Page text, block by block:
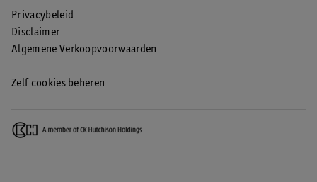
Privacybeleid
Disclaimer
Algemene Verkoopvoorwaarden
Zelf cookies beheren